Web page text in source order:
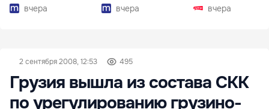
вчера
вчера
вчера
2 сентября 2008, 12:53 495
Грузия вышла из состава СКК
по урегулированию грузино-